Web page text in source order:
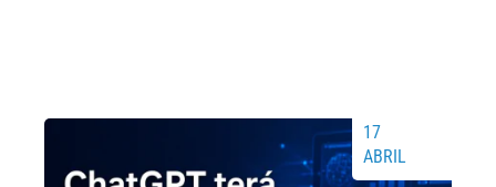
17
ABRIL